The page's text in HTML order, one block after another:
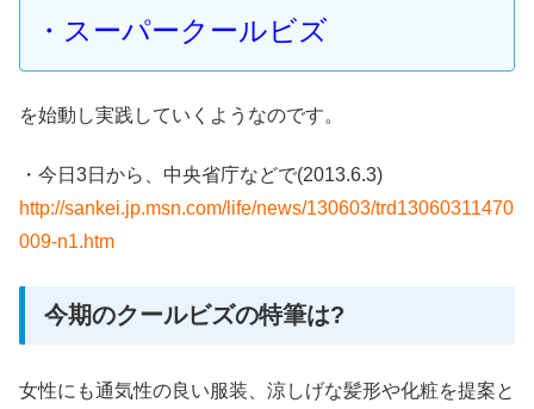
・スーパークールビズ
を始動し実践していくようなのです。
・今日3日から、中央省庁などで(2013.6.3)
http://sankei.jp.msn.com/life/news/130603/trd13060311470
009-n1.htm
今期のクールビズの特筆は?
女性にも通気性の良い服装、涼しげな髪形や化粧を提案と